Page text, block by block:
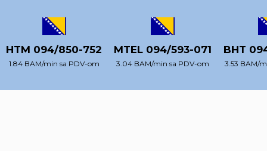
MTEL 094/593-071
3.04 BAM/min sa PDV-om
BHT 094/280-159
3.53 BAM/min sa PDV-om
0900/
2.99 EUR/